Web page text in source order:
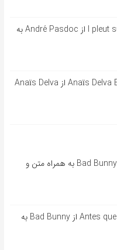
آهنگ فرانسوی l pleut sur la route از André Pasdoc به
آهنگ فرانسوی Anaïs Delva Et je danse از Anaïs Delva
آهنگ اسپانیایی Andrea از Bad Bunny به همراه متن و
آهنگ اسپانیایی Antes que se acabe از Bad Bunny به